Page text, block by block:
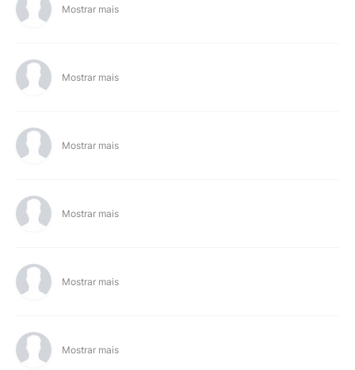
Mostrar mais
Mostrar mais
Mostrar mais
Mostrar mais
Mostrar mais
Mostrar mais